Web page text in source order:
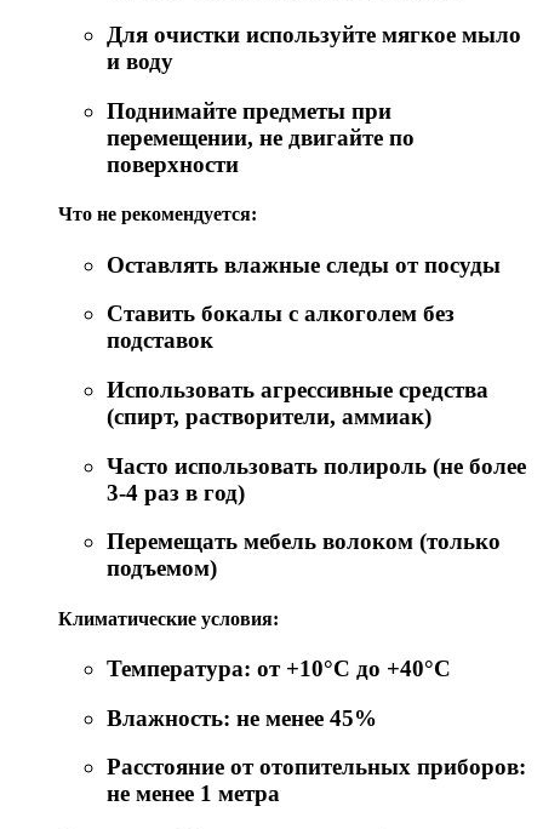
Для очистки используйте мягкое мыло
и воду
Поднимайте предметы при
перемещении, не двигайте по
поверхности
Что не рекомендуется:
Оставлять влажные следы от посуды
Ставить бокалы с алкоголем без
подставок
Использовать агрессивные средства
(спирт, растворители, аммиак)
Часто использовать полироль (не более
3-4 раз в год)
Перемещать мебель волоком (только
подъемом)
Климатические условия:
Температура: от +10°C до +40°C
Влажность: не менее 45%
Расстояние от отопительных приборов:
не менее 1 метра